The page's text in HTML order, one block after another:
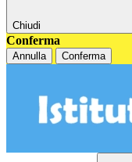
Chiudi
Conferma
Annulla Conferma